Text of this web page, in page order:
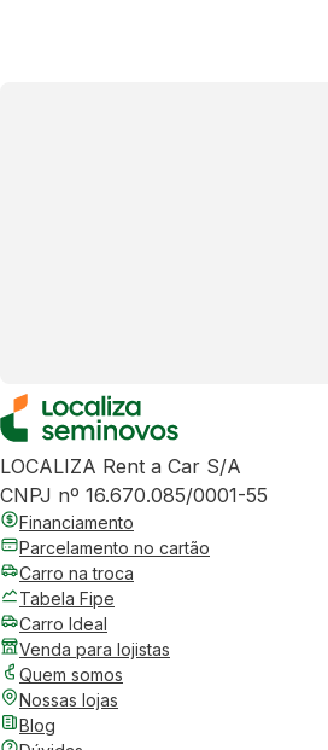
LOCALIZA Rent a Car S/A
CNPJ nº 16.670.085/0001-55
Financiamento
Parcelamento no cartão
Carro na troca
Tabela Fipe
Carro Ideal
Venda para lojistas
Quem somos
Nossas lojas
Blog